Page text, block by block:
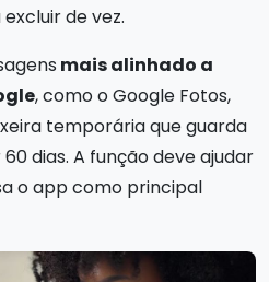
de vez.
mais alinhado a
, como o Google Fotos,
temporária que guarda
dias. A função deve ajudar
o app como principal